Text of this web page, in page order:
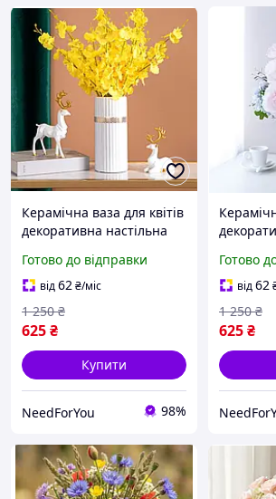
Керамічна ваза для квітів
декоративна настільна
інтер'єру квіткова 22*9,5
см біла
Готово до відправки
від62₴/міс
625₴
1 250 ₴
Купити
NeedForYou 98%
см
Готово
від62
625₴
1 250 ₴